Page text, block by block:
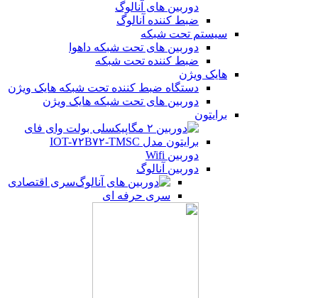
دوربین های آنالوگ
ضبط کننده آنالوگ
سیستم تحت شبکه
دوربین های تحت شبکه داهوا
ضبط کننده تحت شبکه
هایک ویژن
دستگاه ضبط کننده تحت شبکه هایک ویژن
دوربین های تحت شبکه هایک ویژن
برایتون
دوربین Wifi
دوربین آنالوگ
سری اقتصادی
سری حرفه ای